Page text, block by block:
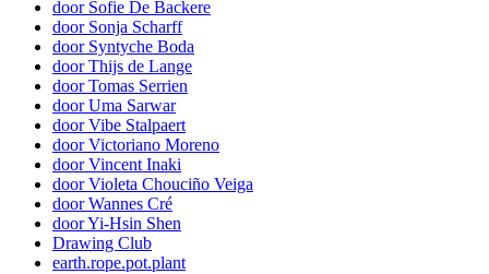
door Sofie De Backere
door Sonja Scharff
door Syntyche Boda
door Thijs de Lange
door Tomas Serrien
door Uma Sarwar
door Vibe Stalpaert
door Victoriano Moreno
door Vincent Inaki
door Violeta Chouciño Veiga
door Wannes Cré
door Yi-Hsin Shen
Drawing Club
earth.rope.pot.plant